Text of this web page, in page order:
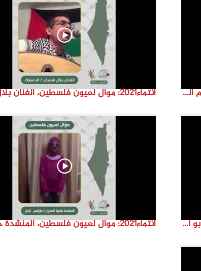
انتماء2021: موال لعيون فلسطين، المنشد عاصم القواسمة، الاردن
انتماء2021: موال لعيون فلسطين، الزجال أكرم أبو الهيجا، الاردن